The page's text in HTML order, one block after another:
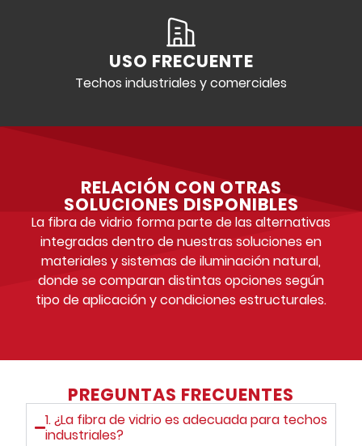
USO FRECUENTE
Techos industriales y comerciales
RELACIÓN CON OTRAS
SOLUCIONES DISPONIBLES
La fibra de vidrio forma parte de las alternativas
integradas dentro de nuestrassoluciones en
materiales y sistemas de iluminación natural,
donde se comparan distintas opciones según
tipo de aplicación y condiciones estructurales.
PREGUNTAS FRECUENTES
1. ¿La fibra de vidrio es adecuada para techos
industriales?